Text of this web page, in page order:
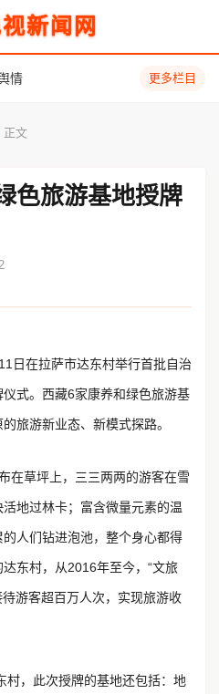
新闻网
情 更多栏目
正文
色旅游基地授牌
日在拉萨市达东村举行首批自治
式。西藏6家康养和绿色旅游基
旅游新业态、新模式探路。
在草坪上，三三两两的游客在雪
地过林卡；富含微量元素的温
人们钻进泡池，整个身心都得
东村，从2016年至今，“文旅
游客超百万人次，实现旅游收
村，此次授牌的基地还包括：地